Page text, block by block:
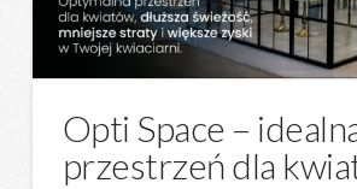
Opti Space –
przestrzeń dla